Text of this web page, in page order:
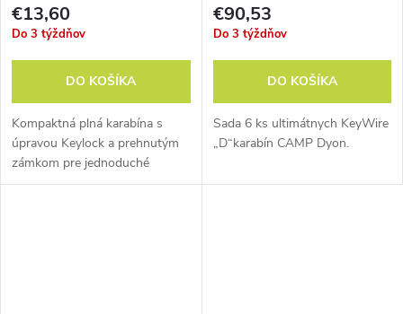
€13,60
Do 3 týždňov
DO KOŠÍKA
Kompaktná plná karabína s
úpravou Keylock a prehnutým
zámkom pre jednoduché
založenie lana.
€90,53
Do 3 týždňov
DO KOŠÍKA
Sada 6 ks ultimátnych KeyWire
„D“karabín CAMP Dyon.